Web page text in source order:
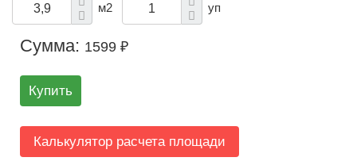
м2 уп
Сумма: 1599 ₽
Купить
Калькулятор расчета площади